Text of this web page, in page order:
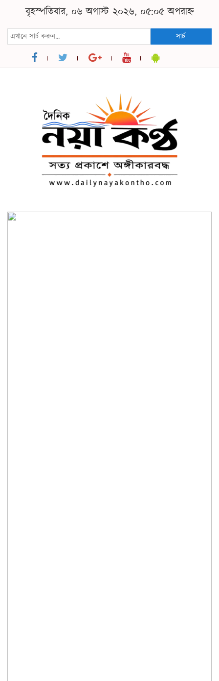
বৃহস্পতিবার, ০৬ অগাস্ট ২০২৬, ০৫:০৫ অপরাহ্ন
সার্চ